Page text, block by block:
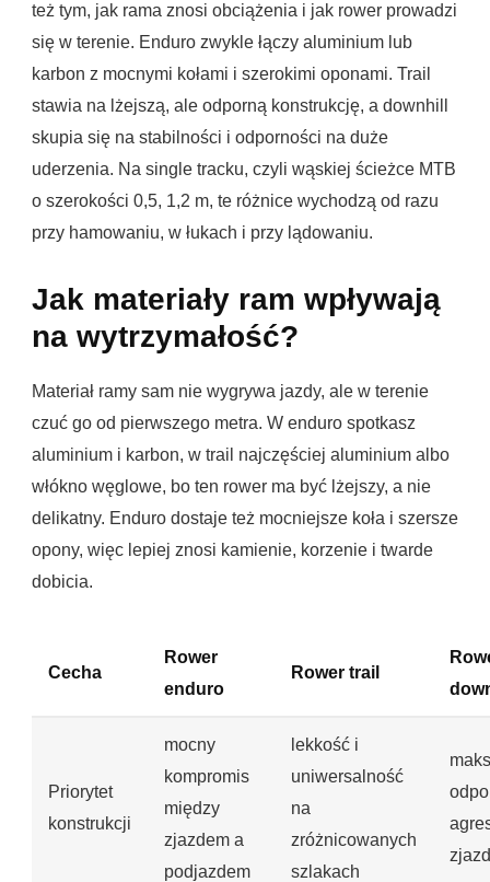
też tym, jak rama znosi obciążenia i jak rower prowadzi
się w terenie. Enduro zwykle łączy aluminium lub
karbon z mocnymi kołami i szerokimi oponami. Trail
stawia na lżejszą, ale odporną konstrukcję, a downhill
skupia się na stabilności i odporności na duże
uderzenia. Na single tracku, czyli wąskiej ścieżce MTB
o szerokości 0,5, 1,2 m, te różnice wychodzą od razu
przy hamowaniu, w łukach i przy lądowaniu.
Jak materiały ram wpływają
na wytrzymałość?
Materiał ramy sam nie wygrywa jazdy, ale w terenie
czuć go od pierwszego metra. W enduro spotkasz
aluminium i karbon, w trail najczęściej aluminium albo
włókno węglowe, bo ten rower ma być lżejszy, a nie
delikatny. Enduro dostaje też mocniejsze koła i szersze
opony, więc lepiej znosi kamienie, korzenie i twarde
dobicia.
Cecha
Rower
enduro
Rower trail
Priorytet
konstrukcji
mocny
kompromis
między
zjazdem a
podjazdem
lekkość i
uniwersalność
na
zróżnicowanych
szlakach